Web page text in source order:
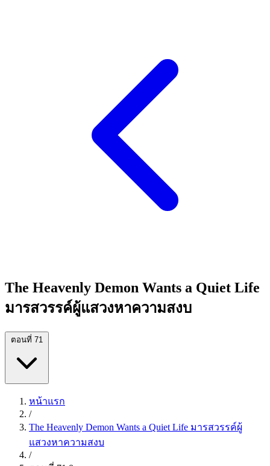
The Heavenly Demon Wants a Quiet Life
มารสวรรค์ผู้แสวงหาความสงบ
ตอนที่ 71
หน้าแรก
/
The Heavenly Demon Wants a Quiet Life มารสวรรค์ผู้
แสวงหาความสงบ
/